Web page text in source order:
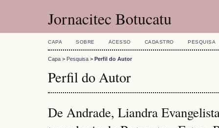
Jornacitec Botucatu
CAPA SOBRE ACESSO CADASTRO PESQUISA
Capa > Pesquisa > Perfil do Autor
Perfil do Autor
De Andrade, Liandra